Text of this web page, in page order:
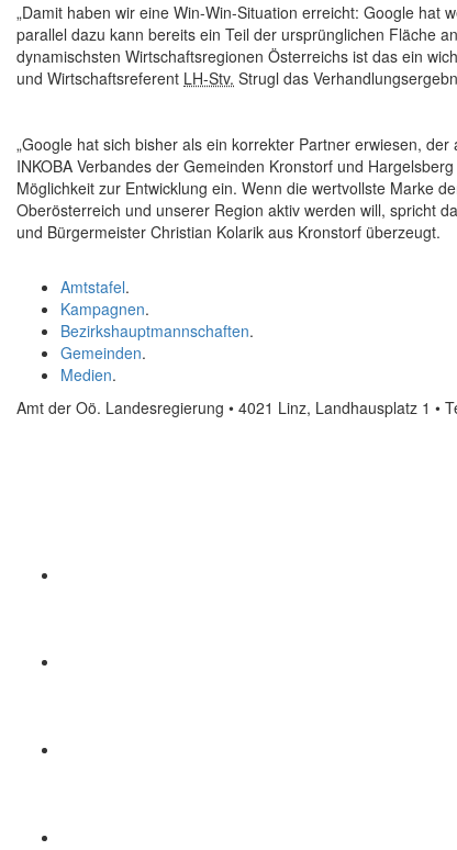
„Damit haben wir eine Win-Win-Situation erreicht: Google hat
parallel dazu kann bereits ein Teil der ursprünglichen Fläche
dynamischsten Wirtschaftsregionen Österreichs ist das ein
und Wirtschaftsreferent LH-Stv. Strugl das
„Google hat sich bisher als ein korrekter Partner erwiesen,
INKOBA Verbandes der Gemeinden Kronstorf und
Möglichkeit zur Entwicklung ein. Wenn die wertvollste Marke
Oberösterreich und unserer Region aktiv werden will, spricht
und Bürgermeister Christian Kolarik aus Kronstorf überzeugt.
Amtstafel.
Kampagnen.
Bezirkshauptmannschaften.
Gemeinden.
Medien.
Amt der Oö. Landesregierung • 4021 Linz, Landhausplatz 1 •